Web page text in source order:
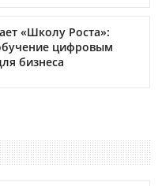
«Школу Роста»:
цифровым
бизнеса